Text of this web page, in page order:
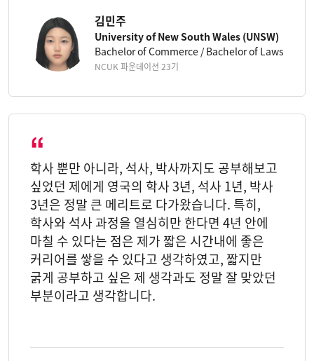
김민주
University of New South Wales (UNSW)
Bachelor of Commerce / Bachelor of Laws
NCUK 파운데이션 23기
학사 뿐만 아니라, 석사, 박사까지도 공부해보고
싶었던 제에게 영국의 학사 3년, 석사 1년, 박사
3년은 정말 큰 메리트로 다가왔습니다. 특히,
학사와 석사 과정을 열심히만 한다면 4년 안에
마칠 수 있다는 점은 제가 짧은 시간내에 좋은
커리어를 쌓을 수 있다고 생각하였고, 짧지만
굵게 공부하고 싶은 제 생각과도 정말 잘 맞았던
부분이라고 생각합니다.